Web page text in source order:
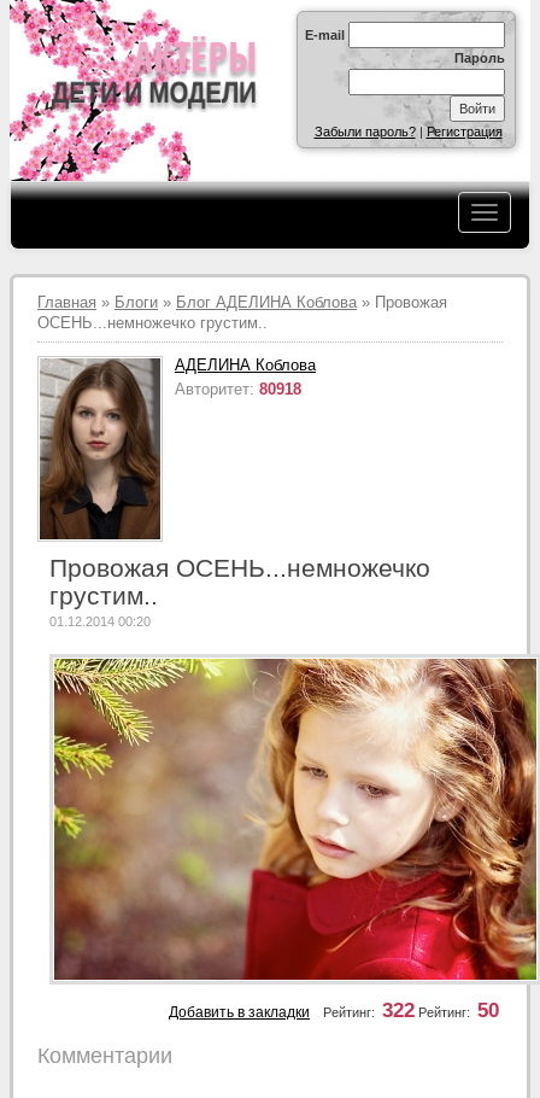
E-mail
Пароль
Забыли пароль?|Регистрация
Главная » Блоги » Блог АДЕЛИНА Коблова » Провожая
ОСЕНЬ...немножечко грустим..
АДЕЛИНА Коблова
Авторитет: 80918
Провожая ОСЕНЬ...немножечко
грустим..
01.12.2014 00:20
Рейтинг: 50
Рейтинг: 322
Добавить в закладки
Комментарии